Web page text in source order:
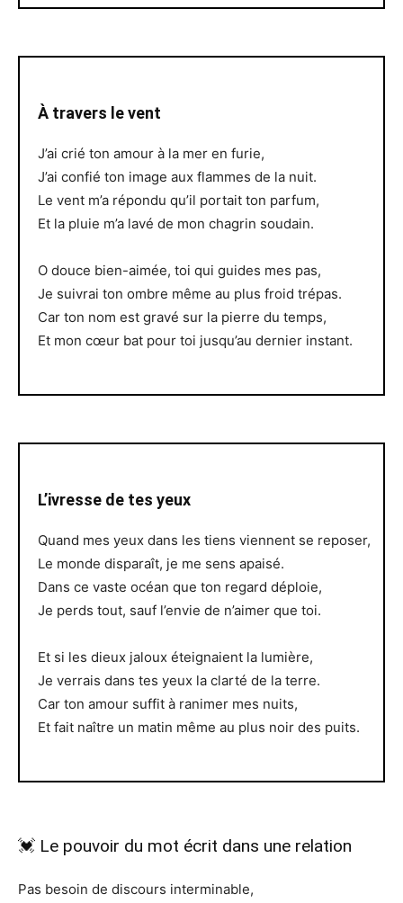
À travers le vent
J’ai crié ton amour à la mer en furie,
J’ai confié ton image aux flammes de la nuit.
Le vent m’a répondu qu’il portait ton parfum,
Et la pluie m’a lavé de mon chagrin soudain.
O douce bien-aimée, toi qui guides mes pas,
Je suivrai ton ombre même au plus froid trépas.
Car ton nom est gravé sur la pierre du temps,
Et mon cœur bat pour toi jusqu’au dernier instant.
L’ivresse de tes yeux
Quand mes yeux dans les tiens viennent se reposer,
Le monde disparaît, je me sens apaisé.
Dans ce vaste océan que ton regard déploie,
Je perds tout, sauf l’envie de n’aimer que toi.
Et si les dieux jaloux éteignaient la lumière,
Je verrais dans tes yeux la clarté de la terre.
Car ton amour suffit à ranimer mes nuits,
Et fait naître un matin même au plus noir des puits.
💓 Le pouvoir du mot écrit dans une relation
Pas besoin de discours interminable,